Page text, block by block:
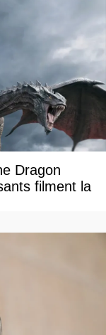
Dragon
filment la